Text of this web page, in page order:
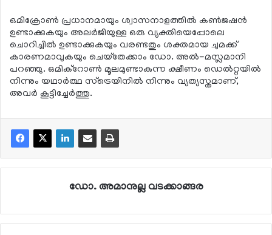
ഒമിക്രോണ്‍ പ്രധാനമായും ശ്വാസനാളത്തില്‍ കണ്‍ജഷന്‍
ഉണ്ടാക്കുകയും അലര്‍ജിയുള്ള ഒരു വ്യക്തിയെപ്പോലെ
ചൊറിച്ചില്‍ ഉണ്ടാക്കുകയും വരണ്ടതും ശക്തമായ ചുമക്ക്
കാരണമാവുകയും ചെയ്‌തേക്കാം ഡോ. അല്‍-മസ്ലമാനി
പറഞ്ഞു. ഒമിക്റോണ്‍ മൂലമുണ്ടാകുന്ന ക്ഷീണം ഡെല്‍റ്റയില്‍
നിന്നും യഥാര്‍ത്ഥ സ്ട്രെയിനില്‍ നിന്നും വ്യത്യസ്തമാണ്,
അവര്‍ കൂട്ടിച്ചേര്‍ത്തു.
ഡോ. അമാനുല്ല വടക്കാങ്ങര